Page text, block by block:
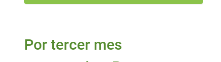
Por tercer mes